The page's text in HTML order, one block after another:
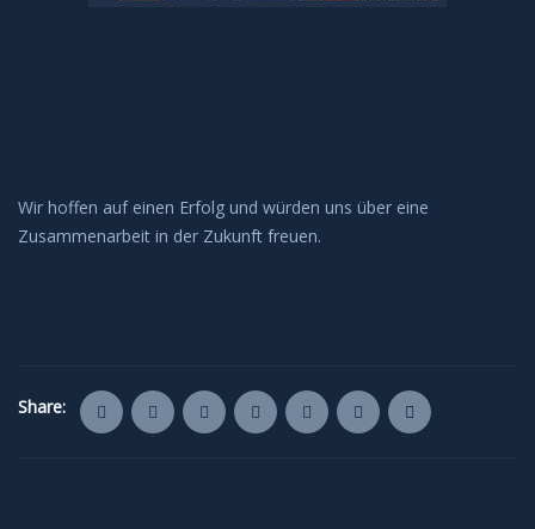
Wir hoffen auf einen Erfolg und würden uns über eine
Zusammenarbeit in der Zukunft freuen.
Share: